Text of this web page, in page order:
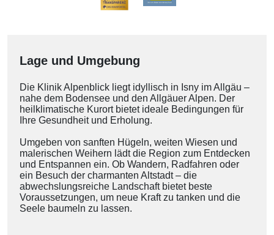
Lage und Umgebung
Die Klinik Alpenblick liegt idyllisch in Isny im Allgäu –
nahe dem Bodensee und den Allgäuer Alpen. Der
heilklimatische Kurort bietet ideale Bedingungen für
Ihre Gesundheit und Erholung.
Umgeben von sanften Hügeln, weiten Wiesen und
malerischen Weihern lädt die Region zum Entdecken
und Entspannen ein. Ob Wandern, Radfahren oder
ein Besuch der charmanten Altstadt – die
abwechslungsreiche Landschaft bietet beste
Voraussetzungen, um neue Kraft zu tanken und die
Seele baumeln zu lassen.